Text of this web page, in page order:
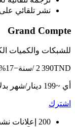
نشر تلقائي
Grand Compte
للشبكات والكميات
2 390TND /سنة −17%
أي ~199 دينار/شهر بدلاً
اشترك
200 إعلانات نشطة